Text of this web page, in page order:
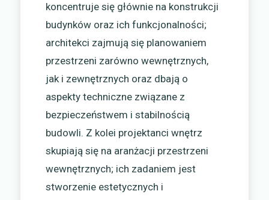
koncentruje się głównie na konstrukcji
budynków oraz ich funkcjonalności;
architekci zajmują się planowaniem
przestrzeni zarówno wewnętrznych,
jak i zewnętrznych oraz dbają o
aspekty techniczne związane z
bezpieczeństwem i stabilnością
budowli. Z kolei projektanci wnętrz
skupiają się na aranżacji przestrzeni
wewnętrznych; ich zadaniem jest
stworzenie estetycznych i